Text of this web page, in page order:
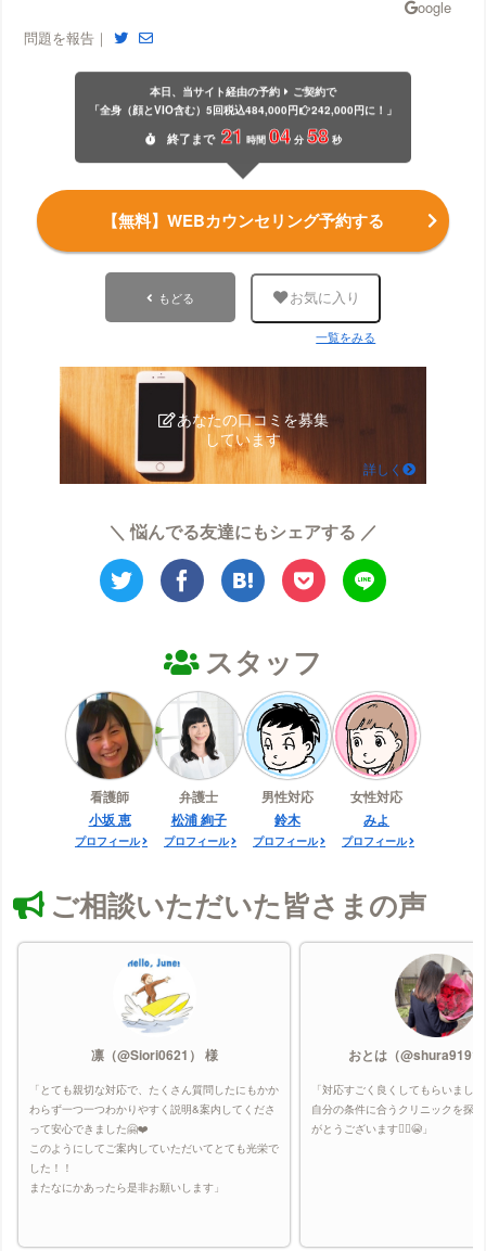
問題を報告｜
本日、当サイト経由の予約
ご契約で
「全身（顔とVIO含む）5回税込484,000円
242,000円に！」
終了 まで 21 時間 04 分 58 秒
【無料】WEBカウンセリング予約する
もどる お気に入り
一覧をみる
あなたの口コミを募集
しています
詳しく
＼ 悩んでる友達にもシェアする ／
スタッフ
看護師
小坂 恵
プロフィール
弁護士
松浦 絢子
プロフィール
男性対応
鈴木
プロフィール
女性対応
みよ
プロフィール
ご相談いただいた皆さまの声
凛（@Siori0621） 様
「とても親切な対応で、たくさん質問したにもかか
わらず一つ一つわかりやすく説明&案内してくださ
って安心できました🤗❤️
このようにしてご案内していただいてとても光栄で
した！！
またなにかあったら是非お願いします」
おとは（
「対応すごく良くしてもらいまし
自分の条件に合うクリニックを探
がとうございます🙇‍♀️😭」